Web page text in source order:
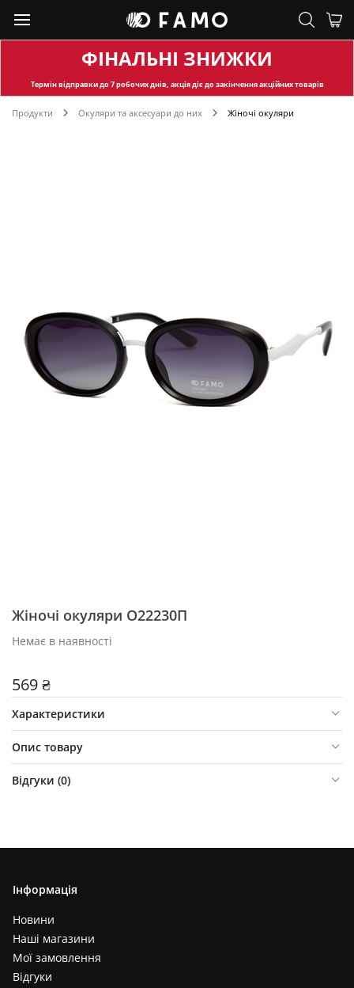
ФІНАЛЬНІ ЗНИЖКИ
Термін відправкидо 7 робочих днів, акція діє до закінчення акційних товарів
Продукти Окуляри та аксесуари до них Жіночі окуляри
Жіночі окуляри O22230П
Немає в наявності
569 ₴
Характеристики
Опис товару
Відгуки (0)
Інформація
Новини
Наші магазини
Мої замовлення
Відгуки